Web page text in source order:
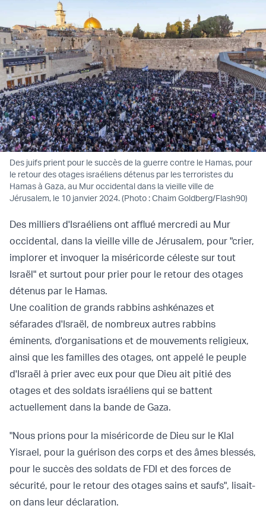
Des juifs prient pour le succès de la guerre contre le Hamas, pour
le retour des otages israéliens détenus par les terroristes du
Hamas à Gaza, au Mur occidental dans la vieille ville de
Jérusalem, le 10 janvier 2024. (Photo : Chaim Goldberg/Flash90)
Des milliers d'Israéliens ont afflué mercredi au Mur
occidental, dans la vieille ville de Jérusalem, pour "crier,
implorer et invoquer la miséricorde céleste sur tout
Israël" et surtout pour prier pour le retour des otages
détenus par le Hamas.
Une coalition de grands rabbins ashkénazes et
séfarades d'Israël, de nombreux autres rabbins
éminents, d'organisations et de mouvements religieux,
ainsi que les familles des otages, ont appelé le peuple
d'Israël à prier avec eux pour que Dieu ait pitié des
otages et des soldats israéliens qui se battent
actuellement dans la bande de Gaza.
"Nous prions pour la miséricorde de Dieu sur le Klal
Yisrael, pour la guérison des corps et des âmes blessés,
pour le succès des soldats de FDI et des forces de
sécurité, pour le retour des otages sains et saufs", lisait-
on dans leur déclaration.